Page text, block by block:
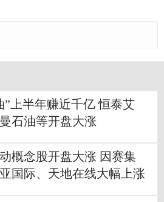
”上半年赚近千亿 恒泰艾
石油等开盘大涨
概念股开盘大涨 因赛集
国际、天地在线大幅上涨